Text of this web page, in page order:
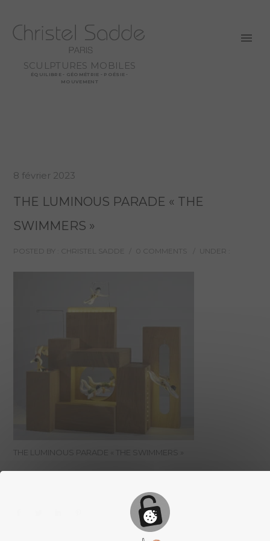
SCULPTURES MOBILES
ÉQUILIBRE - GÉOMÉTRIE - POÉSIE -
MOUVEMENT
8 février 2023
THE LUMINOUS PARADE « THE
SWIMMERS »
POSTED BY : CHRISTEL SADDE 0 COMMENTS UNDER :
THE LUMINOUS PARADE « THE SWIMMERS »